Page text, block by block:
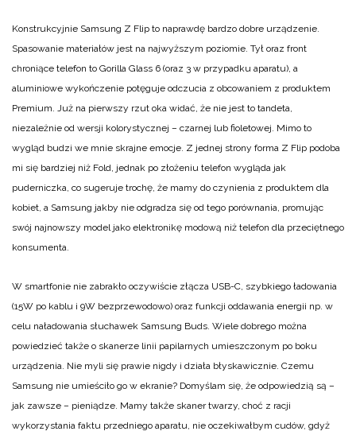
Konstrukcyjnie Samsung Z Flip to naprawdę bardzo dobre urządzenie.
Spasowanie materiałów jest na najwyższym poziomie. Tył oraz front
chroniące telefon to Gorilla Glass 6 (oraz 3 w przypadku aparatu), a
aluminiowe wykończenie potęguje odczucia z obcowaniem z produktem
Premium. Już na pierwszy rzut oka widać, że nie jest to tandeta,
niezależnie od wersji kolorystycznej – czarnej lub fioletowej. Mimo to
wygląd budzi we mnie skrajne emocje. Z jednej strony forma Z Flip podoba
mi się bardziej niż Fold, jednak po złożeniu telefon wygląda jak
puderniczka, co sugeruje trochę, że mamy do czynienia z produktem dla
kobiet, a Samsung jakby nie odgradza się od tego porównania, promując
swój najnowszy model jako elektronikę modową niż telefon dla przeciętnego
konsumenta.
W smartfonie nie zabrakło oczywiście złącza USB-C, szybkiego ładowania
(15W po kablu i 9W bezprzewodowo) oraz funkcji oddawania energii np. w
celu naładowania słuchawek Samsung Buds. Wiele dobrego można
powiedzieć także o skanerze linii papilarnych umieszczonym po boku
urządzenia. Nie myli się prawie nigdy i działa błyskawicznie. Czemu
Samsung nie umieściło go w ekranie? Domyślam się, że odpowiedzią są –
jak zawsze – pieniądze. Mamy także skaner twarzy, choć z racji
wykorzystania faktu przedniego aparatu, nie oczekiwałbym cudów, gdyż